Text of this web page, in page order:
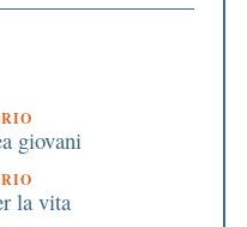
giovani
la vita